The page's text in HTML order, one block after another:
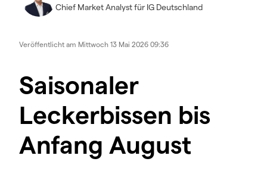
Chief Market Analyst für IG Deutschland
Veröffentlicht am Mittwoch 13 Mai 2026 09:36
Saisonaler
Leckerbissen bis
Anfang August